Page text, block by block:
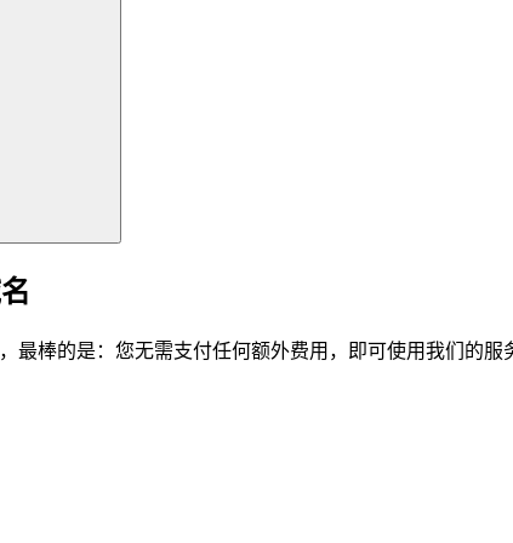
最棒的是：您无需支付任何额外费用，即可使用我们的服